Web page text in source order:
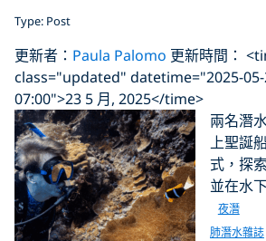
Type: Post
更新者： Paula Palomo 更新時間：
class="updated" datetime="2025-05-
07:00">23 5 月, 2025</time>
兩名潛
上聖誕
式，探
並在水
夜潛
肺潛水雜誌